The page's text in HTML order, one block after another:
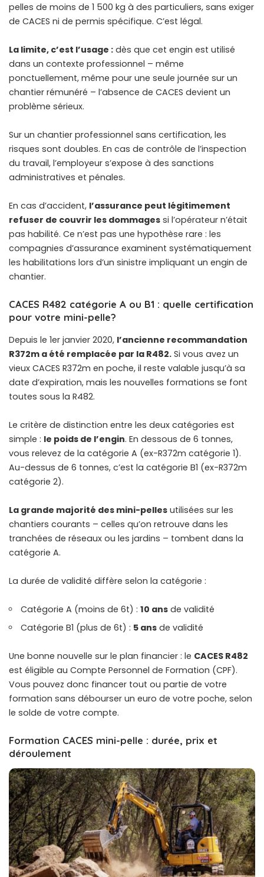
pelles de moins de 1 500 kg à des particuliers, sans exiger
de CACES ni de permis spécifique. C’est légal.
La limite, c’est l’usage : dès que cet engin est utilisé
dans un contexte professionnel – même
ponctuellement, même pour une seule journée sur un
chantier rémunéré – l’absence de CACES devient un
problème sérieux.
Sur un chantier professionnel sans certification, les
risques sont doubles. En cas de contrôle de l’inspection
du travail, l’employeur s’expose à des sanctions
administratives et pénales.
En cas d’accident, l’assurance peut légitimement
refuser de couvrir les dommages si l’opérateur n’était
pas habilité. Ce n’est pas une hypothèse rare : les
compagnies d’assurance examinent systématiquement
les habilitations lors d’un sinistre impliquant un engin de
chantier.
CACES R482 catégorie A ou B1 : quelle certification
pour votre mini-pelle?
Depuis le 1er janvier 2020, l’ancienne recommandation
R372m a été remplacée par la R482. Si vous avez un
vieux CACES R372m en poche, il reste valable jusqu’à sa
date d’expiration, mais les nouvelles formations se font
toutes sous la R482.
Le critère de distinction entre les deux catégories est
simple : le poids de l’engin. En dessous de 6 tonnes,
vous relevez de la catégorie A (ex-R372m catégorie 1).
Au-dessus de 6 tonnes, c’est la catégorie B1 (ex-R372m
catégorie 2).
La grande majorité des mini-pelles utilisées sur les
chantiers courants – celles qu’on retrouve dans les
tranchées de réseaux ou les jardins – tombent dans la
catégorie A.
La durée de validité diffère selon la catégorie :
Catégorie A (moins de 6t) :10 ans de validité
Catégorie B1 (plus de 6t) : 5 ans de validité
Une bonne nouvelle sur le plan financier : le CACES R482
est éligible au Compte Personnel de Formation (CPF).
Vous pouvez donc financer tout ou partie de votre
formation sans débourser un euro de votre poche, selon
le solde de votre compte.
Formation CACES mini-pelle : durée, prix et
déroulement